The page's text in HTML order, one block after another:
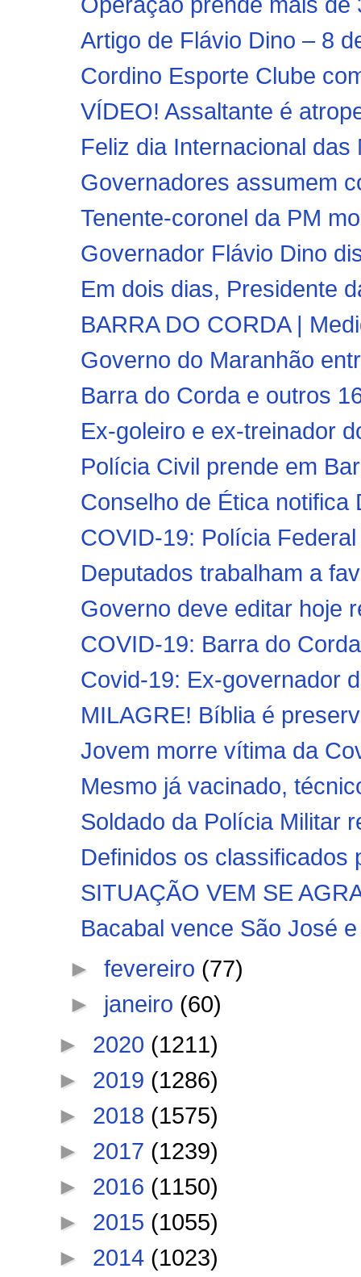
Artigo de Flávio Dino – 8
Cordino Esporte Clube
VÍDEO! Assaltante é
Feliz dia Internacional das
Governadores assumem
Tenente-coronel da PM
Governador Flávio Dino
Em dois dias, Presidente
BARRA DO CORDA |
Governo do Maranhão
Barra do Corda e outros
Ex-goleiro e ex-treinador
Polícia Civil prende em
Conselho de Ética notifica
COVID-19: Polícia
Deputados trabalham a
Governo deve editar hoje
COVID-19: Barra do
Covid-19: Ex-governador
MILAGRE! Bíblia é
Jovem morre vítima da
Mesmo já vacinado,
Soldado da Polícia Militar
Definidos os classificados
SITUAÇÃO VEM SE
Bacabal vence São José
►fevereiro (77)
► janeiro (60)
► 2020 (1211)
► 2019 (1286)
► 2018 (1575)
► 2017 (1239)
► 2016 (1150)
► 2015 (1055)
► 2014 (1023)